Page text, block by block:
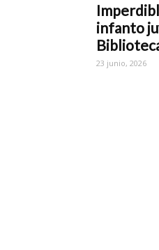
infanto
23 junio, 2026